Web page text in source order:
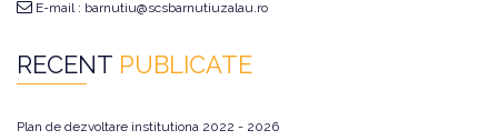
E-mail : barnutiu@scsbarnutiuzalau.ro
RECENT PUBLICATE
Plan de dezvoltare institutiona 2022 - 2026